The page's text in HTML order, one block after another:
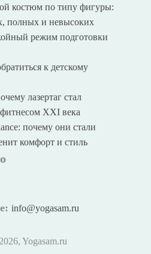
костюм по типу фигуры:
полных и невысоких
режим подготовки
к детскому
лазертаг стал
XXI века
почему они стали
комфорт и стиль
info@yogasam.ru
Yogasam.ru